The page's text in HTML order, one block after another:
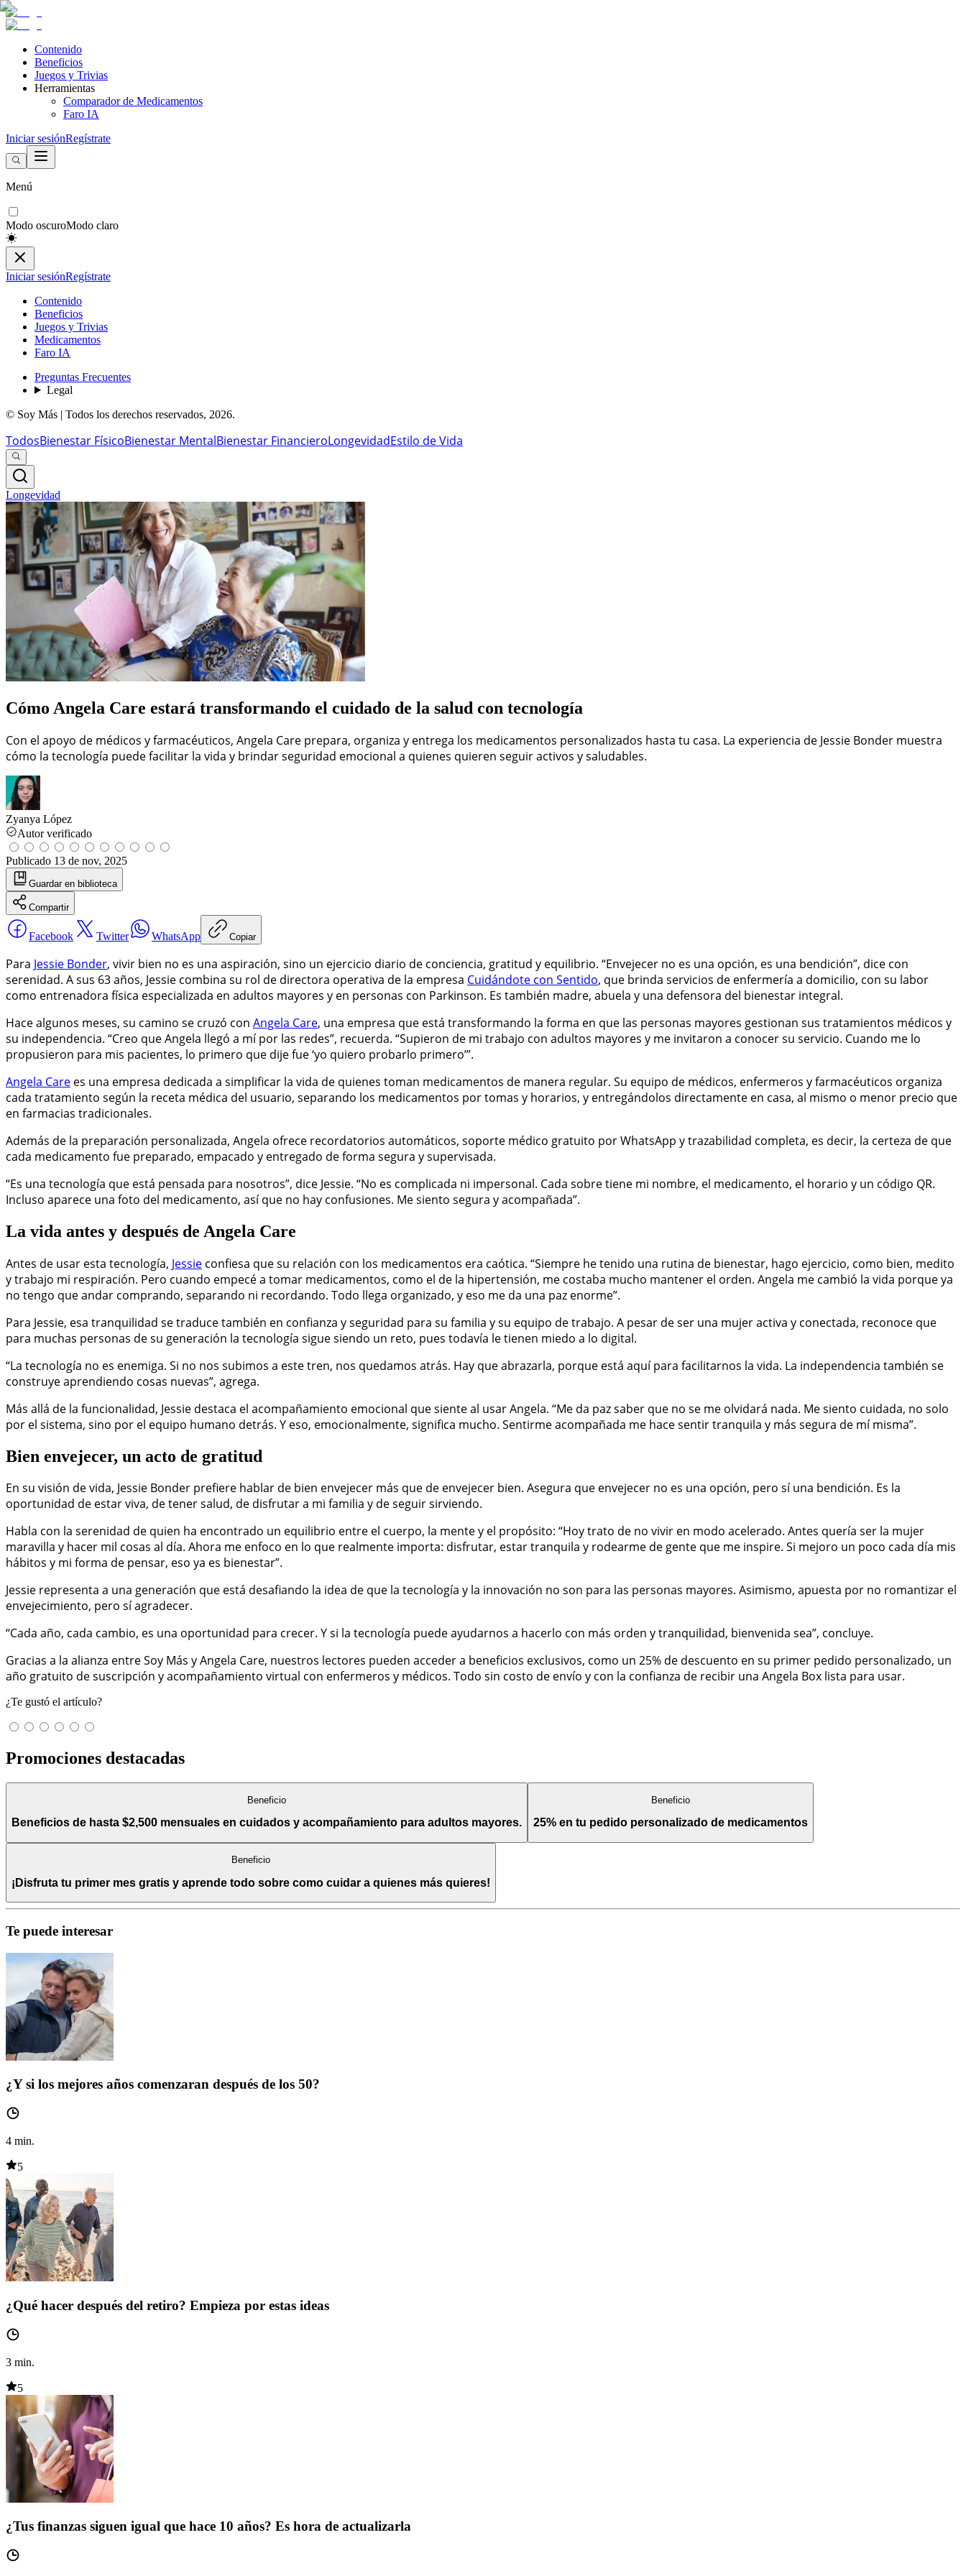
Contenido
Beneficios
Juegos y Trivias
Herramientas
Comparador de Medicamentos
Faro IA
Iniciar sesiónRegístrate
Menú
Modo oscuroModo claro
Iniciar sesiónRegístrate
Contenido
Beneficios
Juegos y Trivias
Medicamentos
Faro IA
Preguntas Frecuentes
Legal
© Soy Más | Todos los derechos reservados, 2026.
TodosBienestar FísicoBienestar MentalBienestar FinancieroLongevidadEstilo de Vida
Longevidad
Cómo Angela Care estará transformando el cuidado de la salud con tecnología
Con el apoyo de médicos y farmacéuticos, Angela Care prepara, organiza y entrega los medicamentos personalizados hasta tu casa. La experiencia de Jessie Bonder muestra
cómo la tecnología puede facilitar la vida y brindar seguridad emocional a quienes quieren seguir activos y saludables.
Zyanya López
Autor verificado
Publicado 13 de nov, 2025
Guardar en biblioteca
Compartir
Facebook Twitter WhatsApp Copiar
Para Jessie Bonder, vivir bien no es una aspiración, sino un ejercicio diario de conciencia, gratitud y equilibrio. “Envejecer no es una opción, es una bendición”, dice con
serenidad. A sus 63 años, Jessie combina su rol de directora operativa de la empresa Cuidándote con Sentido, que brinda servicios de enfermería a domicilio, con su labor
como entrenadora física especializada en adultos mayores y en personas con Parkinson. Es también madre, abuela y una defensora del bienestar integral.
Hace algunos meses, su camino se cruzó con Angela Care, una empresa que está transformando la forma en que las personas mayores gestionan sus tratamientos médicos y
su independencia. “Creo que Angela llegó a mí por las redes”, recuerda. “Supieron de mi trabajo con adultos mayores y me invitaron a conocer su servicio. Cuando me lo
propusieron para mis pacientes, lo primero que dije fue ‘yo quiero probarlo primero’”.
Angela Care es una empresa dedicada a simplificar la vida de quienes toman medicamentos de manera regular. Su equipo de médicos, enfermeros y farmacéuticos organiza
cada tratamiento según la receta médica del usuario, separando los medicamentos por tomas y horarios, y entregándolos directamente en casa, al mismo o menor precio que
en farmacias tradicionales.
Además de la preparación personalizada, Angela ofrece recordatorios automáticos, soporte médico gratuito por WhatsApp y trazabilidad completa, es decir, la certeza de que
cada medicamento fue preparado, empacado y entregado de forma segura y supervisada.
“Es una tecnología que está pensada para nosotros”, dice Jessie. “No es complicada ni impersonal. Cada sobre tiene mi nombre, el medicamento, el horario y un código QR.
Incluso aparece una foto del medicamento, así que no hay confusiones. Me siento segura y acompañada”.
La vida antes y después de Angela Care
Antes de usar esta tecnología, Jessie confiesa que su relación con los medicamentos era caótica. “Siempre he tenido una rutina de bienestar, hago ejercicio, como bien, medito
y trabajo mi respiración. Pero cuando empecé a tomar medicamentos, como el de la hipertensión, me costaba mucho mantener el orden. Angela me cambió la vida porque ya
no tengo que andar comprando, separando ni recordando. Todo llega organizado, y eso me da una paz enorme”.
Para Jessie, esa tranquilidad se traduce también en confianza y seguridad para su familia y su equipo de trabajo. A pesar de ser una mujer activa y conectada, reconoce que
para muchas personas de su generación la tecnología sigue siendo un reto, pues todavía le tienen miedo a lo digital.
“La tecnología no es enemiga. Si no nos subimos a este tren, nos quedamos atrás. Hay que abrazarla, porque está aquí para facilitarnos la vida. La independencia también se
construye aprendiendo cosas nuevas”, agrega.
Más allá de la funcionalidad, Jessie destaca el acompañamiento emocional que siente al usar Angela. “Me da paz saber que no se me olvidará nada. Me siento cuidada, no solo
por el sistema, sino por el equipo humano detrás. Y eso, emocionalmente, significa mucho. Sentirme acompañada me hace sentir tranquila y más segura de mí misma”.
Bien envejecer, un acto de gratitud
En su visión de vida, Jessie Bonder prefiere hablar de bien envejecer más que de envejecer bien. Asegura que envejecer no es una opción, pero sí una bendición. Es la
oportunidad de estar viva, de tener salud, de disfrutar a mi familia y de seguir sirviendo.
Habla con la serenidad de quien ha encontrado un equilibrio entre el cuerpo, la mente y el propósito: “Hoy trato de no vivir en modo acelerado. Antes quería ser la mujer
maravilla y hacer mil cosas al día. Ahora me enfoco en lo que realmente importa: disfrutar, estar tranquila y rodearme de gente que me inspire. Si mejoro un poco cada día mis
hábitos y mi forma de pensar, eso ya es bienestar”.
Jessie representa a una generación que está desafiando la idea de que la tecnología y la innovación no son para las personas mayores. Asimismo, apuesta por no romantizar el
envejecimiento, pero sí agradecer.
“Cada año, cada cambio, es una oportunidad para crecer. Y si la tecnología puede ayudarnos a hacerlo con más orden y tranquilidad, bienvenida sea”, concluye.
Gracias a la alianza entre Soy Más y Angela Care, nuestros lectores pueden acceder a beneficios exclusivos, como un 25% de descuento en su primer pedido personalizado, un
año gratuito de suscripción y acompañamiento virtual con enfermeros y médicos. Todo sin costo de envío y con la confianza de recibir una Angela Box lista para usar.
¿Te gustó el artículo?
Promociones destacadas
Beneficio
Beneficios de hasta $2,500 mensuales en cuidados y acompañamiento para adultos mayores.
Beneficio
25% en tu pedido personalizado de medicamentos
Beneficio
¡Disfruta tu primer mes gratis y aprende todo sobre como cuidar a quienes más quieres!
Te puede interesar
¿Y si los mejores años comenzaran después de los 50?
4 min.
5
¿Qué hacer después del retiro? Empieza por estas ideas
3 min.
5
¿Tus finanzas siguen igual que hace 10 años? Es hora de actualizarla